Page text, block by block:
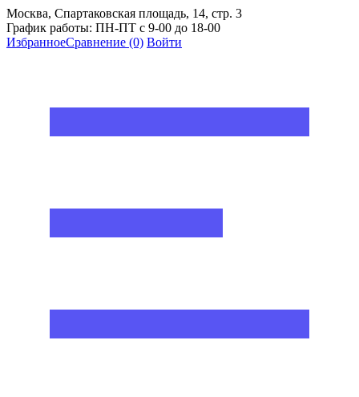
Москва, Спартаковская площадь, 14, стр. 3
График работы: ПН-ПТ с 9-00 до 18-00
ИзбранноеСравнение (0) Войти